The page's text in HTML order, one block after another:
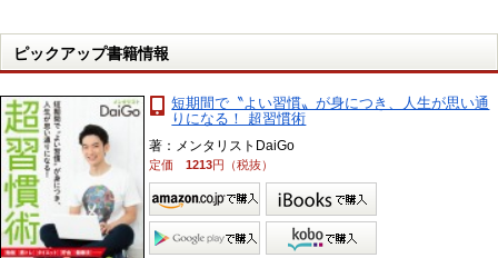
ピックアップ書籍情報
短期間で〝よい習慣〟が身につき、人生が思い通
りになる！ 超習慣術
著：メンタリストDaiGo
定価1213円（税抜）